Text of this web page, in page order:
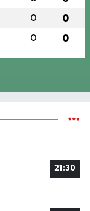
0 0
0 0
21:30